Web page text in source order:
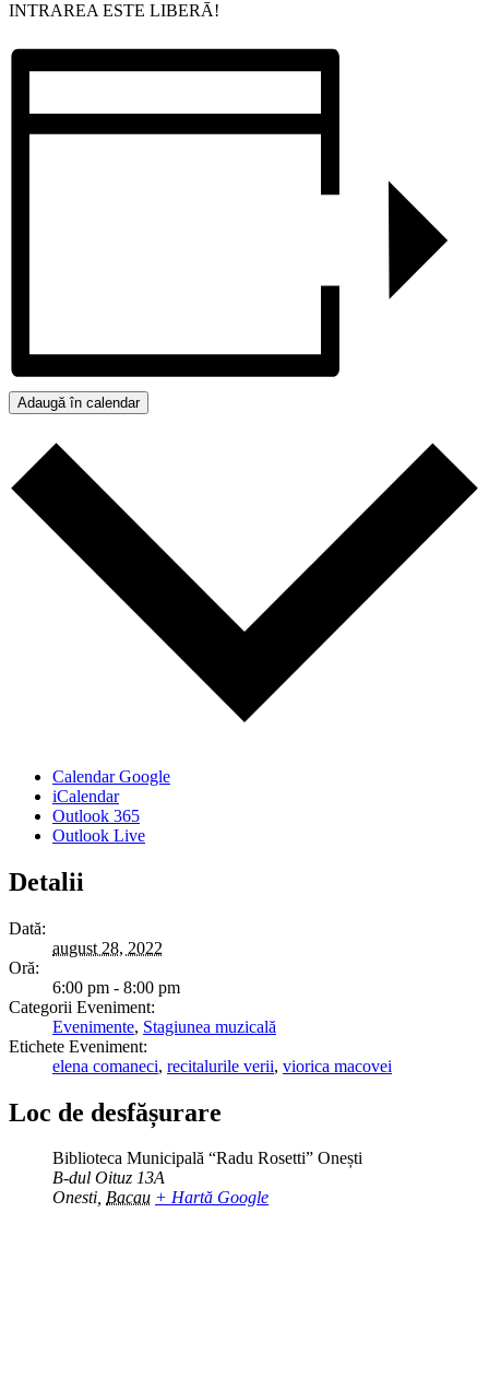
INTRAREA ESTE LIBERĀ!
Adaugă în calendar
Calendar Google
iCalendar
Outlook 365
Outlook Live
Detalii
Dată:
august 28, 2022
Oră:
6:00 pm - 8:00 pm
Categorii Eveniment:
Evenimente, Stagiunea muzicală
Etichete Eveniment:
elena comaneci, recitalurile verii, viorica macovei
Loc de desfășurare
Biblioteca Municipală “Radu Rosetti” Onești
B-dul Oituz 13A
Onesti, Bacau + Hartă Google